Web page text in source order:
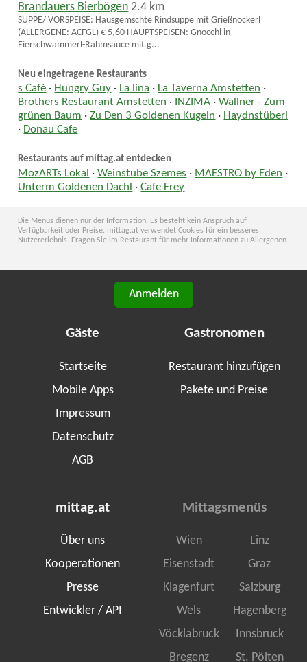
Brandauers Bierbögen 2.4 km
SUPPE/ VORSPEISE: Hausgemschte Rindsuppe mit Grießnockerl
(ALLERGENE: ACFGL) € 5,60 HAUPTSPEISEN: Gnocchi in
Eierschwammerl-Rahmsauce mit g...
Neu eingetragene Restaurants
s Café · Hungry Guy · La lina · La Taverna Amstetten ·
Brothers Restaurant Amstetten · INZIMA ·Wallner - Zum
grünen Baum ·Zu Den 3 Goldenen Kugeln · Haydnstüberl
· Donau Cafe
Restaurants auf mittag.at entdecken
MozARTs Lokal ·Weinstube Szemes · MAESTRO by Eden ·
Unterm Goldenen Dachl
·Cafe Frey
Die Menüs dienen nur der Information. Es besteht kein Anspruch auf
Verfügbarkeit oder Preise. mittag.at verwendet Cookies für ein besseres
Nutzererlebnis. Fragen Sie im Restaurant für mehr Informationen zu Allergenen.
Anmelden
Gäste
Startseite
Mobile Apps
Impressum
Datenschutz
AGB
Gastronomen
Restaurant hinzufügen
Pakete und Preise
mittag.at
Über uns
Kooperationen
Presse
Entwickler / API
Mittagsmenüs
Wien
Linz
Eisenstadt
Graz
Klagenfurt
Salzburg
Wels
Hagenberg
Vöcklabruck
Innsbruck
Bregenz
St. Pölten